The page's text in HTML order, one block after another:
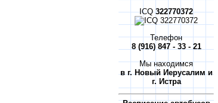
ICQ322770372
Телефон
8 (916) 847 - 33 - 21
Мы находимся
в г. Новый Иерусалим и
г. Истра